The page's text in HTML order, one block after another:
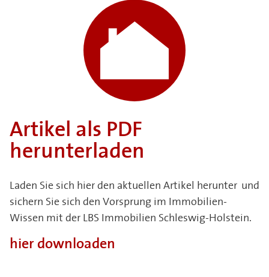
Artikel als PDF
herunterladen
Laden Sie sich hier den aktuellen Artikel herunter und
sichern Sie sich den Vorsprung im Immobilien-
Wissen mit der LBS Immobilien Schleswig-Holstein.
hier downloaden